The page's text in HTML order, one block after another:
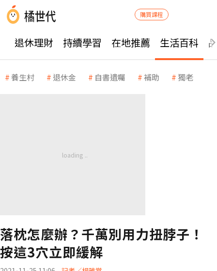
購買課程
退休理財 持續學習 在地推薦 生活百科
養生村 退休金 自書遺囑 補助 獨老
落枕怎麼辦？千萬別用力扭脖子！
按這3穴立即緩解